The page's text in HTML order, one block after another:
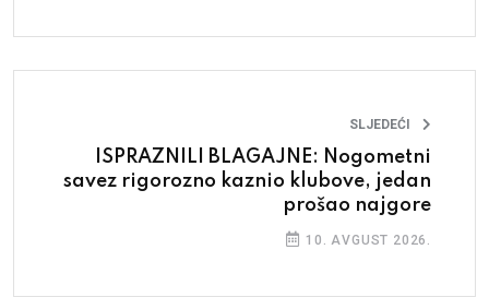
SLJEDEĆI
ISPRAZNILI BLAGAJNE: Nogometni
savez rigorozno kaznio klubove, jedan
prošao najgore
10. AVGUST 2026.